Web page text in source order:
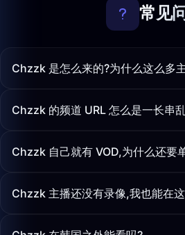
常见
Chzzk 是怎么来的?为什么这么多
Chzzk 的频道 URL 怎么是一长串
Chzzk 自己就有 VOD,为什么还要
Chzzk 主播还没有录像,我也能在